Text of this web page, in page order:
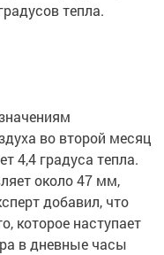
тепла.
во второй месяц
4,4 градуса тепла.
около 47 мм,
добавил, что
которое наступает
в дневные часы